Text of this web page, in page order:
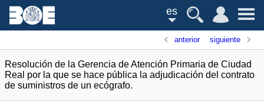
es
anterior siguiente
Resolución de la Gerencia de Atención Primaria de Ciudad
Real por la que se hace pública la adjudicación del contrato
de suministros de un ecógrafo.